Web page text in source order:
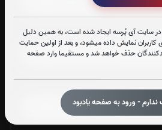
در سایت آی پُرسه ایجاد شده است، به همین دلیل
نمایش داده میشود، و بعد از اولین حمایت
حذف خواهد شد و مستقیما وارد صفحه
- ورود به صفحه یادبود
جزء شماره 10